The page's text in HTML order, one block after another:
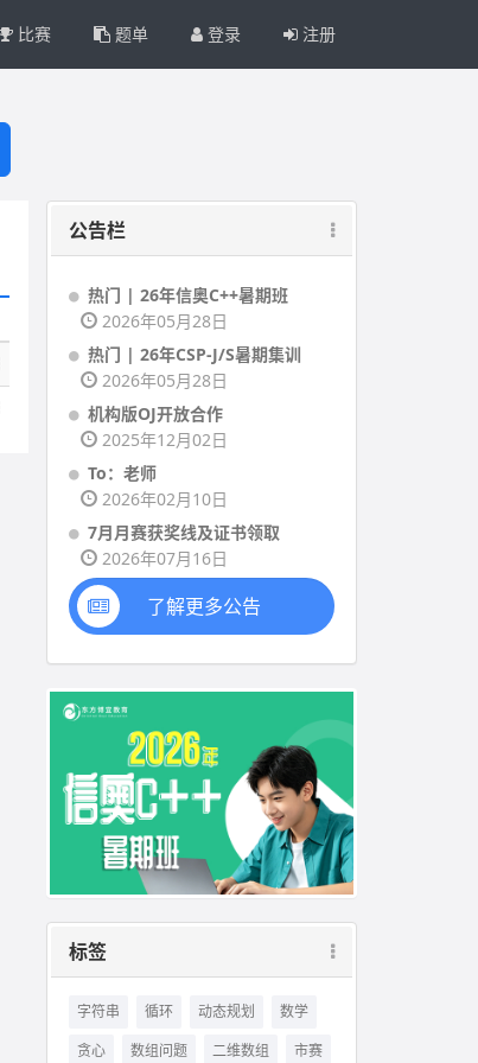
比赛 题单 登录 注册
公告栏
热门 | 26年信奥C++暑期班
2026年05月28日
热门 | 26年CSP-J/S暑期集训
2026年05月28日
机构版OJ开放合作
2025年12月02日
To：老师
2026年02月10日
7月月赛获奖线及证书领取
2026年07月16日
了解更多公告
标签
字符串 循环 动态规划
数学
贪心
数组问题 二维数组 市赛